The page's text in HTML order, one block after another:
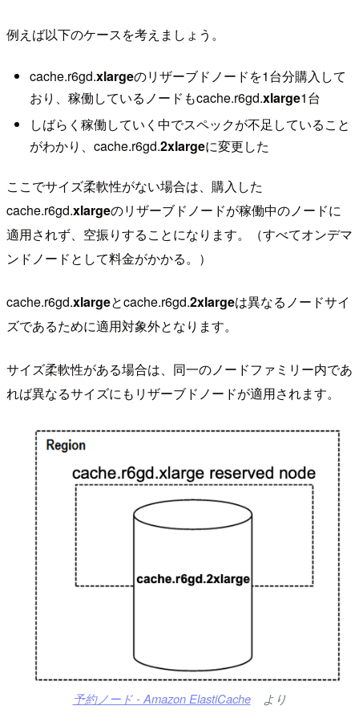
例えば以下のケースを考えましょう。
cache.r6gd.xlargeのリザーブドノードを1台分購入して
おり、稼働しているノードもcache.r6gd.xlarge1台
しばらく稼働していく中でスペックが不足していること
がわかり、cache.r6gd.2xlargeに変更した
ここでサイズ柔軟性がない場合は、購入した
cache.r6gd.xlargeのリザーブドノードが稼働中のノードに
適用されず、空振りすることになります。（すべてオンデマ
ンドノードとして料金がかかる。）
cache.r6gd.xlargeとcache.r6gd.2xlargeは異なるノードサイ
ズであるために適用対象外となります。
サイズ柔軟性がある場合は、同一のノードファミリー内であ
れば異なるサイズにもリザーブドノードが適用されます。
予約ノード - Amazon ElastiCacheより